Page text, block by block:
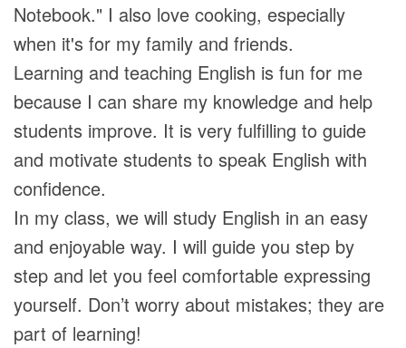
Notebook." I also love cooking, especially
when it's for my family and friends.
Learning and teaching English is fun for me
because I can share my knowledge and help
students improve. It is very fulfilling to guide
and motivate students to speak English with
confidence.
In my class, we will study English in an easy
and enjoyable way. I will guide you step by
step and let you feel comfortable expressing
yourself. Don’t worry about mistakes; they are
part of learning!